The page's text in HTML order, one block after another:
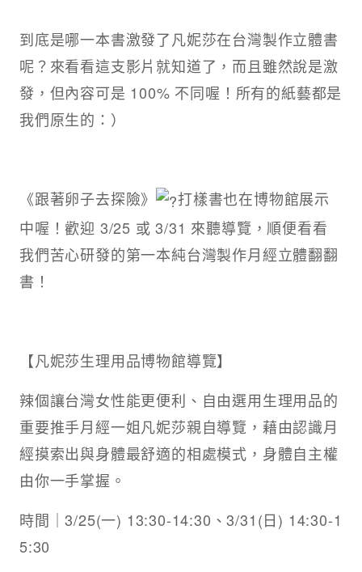
到底是哪一本書激發了凡妮莎在台灣製作立體書
呢？來看看這支影片就知道了，而且雖然說是激
發，但內容可是 100% 不同喔！所有的紙藝都是
我們原生的：）
《跟著卵子去探險》
打樣書也在博物館展示
中喔！歡迎 3/25 或 3/31 來聽導覽，順便看看
我們苦心研發的第一本純台灣製作月經立體翻翻
書！
【凡妮莎生理用品博物館導覽】
辣個讓台灣女性能更便利、自由選用生理用品的
重要推手月經一姐凡妮莎親自導覽，藉由認識月
經摸索出與身體最舒適的相處模式，身體自主權
由你一手掌握。
時間｜3/25(一) 13:30-14:30、3/31(日) 14:30-1
5:30